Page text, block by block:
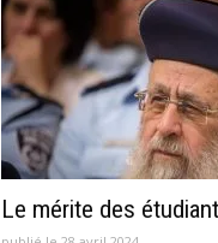
Le mérite des